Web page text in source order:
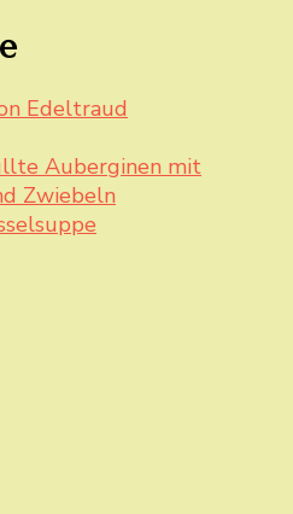
Edeltraud
Auberginen mit
Zwiebeln